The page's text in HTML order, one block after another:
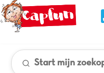
Start mijn